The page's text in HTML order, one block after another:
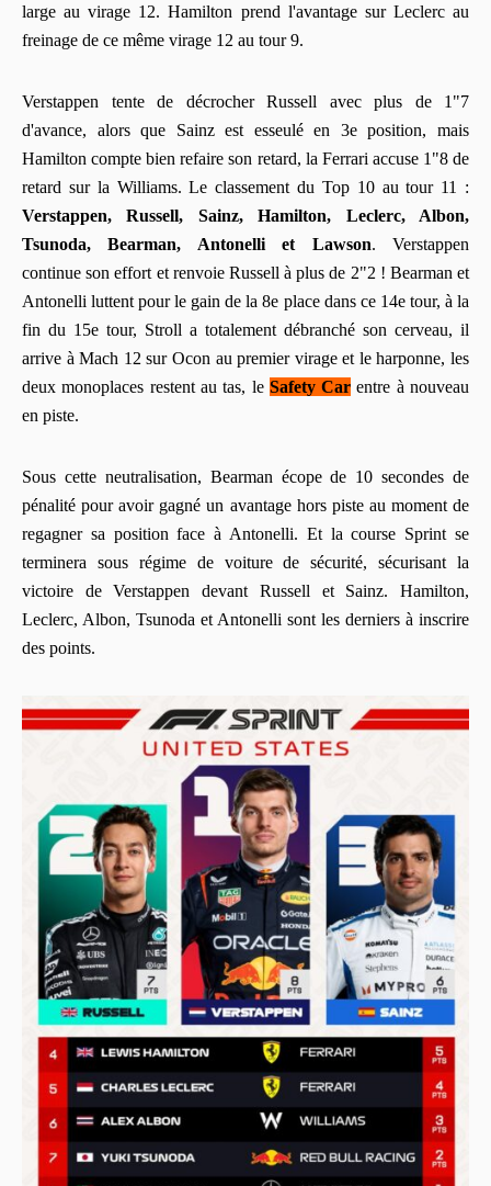
large au virage 12. Hamilton prend l'avantage sur Leclerc au
freinage de ce même virage 12 au tour 9.
Verstappen tente de décrocher Russell avec plus de 1"7
d'avance, alors que Sainz est esseulé en 3e position, mais
Hamilton compte bien refaire son retard, la Ferrari accuse 1"8 de
retard sur la Williams. Le classement du Top 10 au tour 11 :
Verstappen, Russell, Sainz, Hamilton, Leclerc, Albon,
Tsunoda, Bearman, Antonelli et Lawson. Verstappen
continue son effort et renvoie Russell à plus de 2"2 ! Bearman et
Antonelli luttent pour le gain de la 8e place dans ce 14e tour, à la
fin du 15e tour, Stroll a totalement débranché son cerveau, il
arrive à Mach 12 sur Ocon au premier virage et le harponne, les
deux monoplaces restent au tas, le Safety Car entre à nouveau
en piste.
Sous cette neutralisation, Bearman écope de 10 secondes de
pénalité pour avoir gagné un avantage hors piste au moment de
regagner sa position face à Antonelli. Et la course Sprint se
terminera sous régime de voiture de sécurité, sécurisant la
victoire de Verstappen devant Russell et Sainz. Hamilton,
Leclerc, Albon, Tsunoda et Antonelli sont les derniers à inscrire
des points.